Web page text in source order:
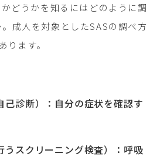
どうかを知るにはどのように調
成人を対象としたSASの調べ方
ります。
己診断）：自分の症状を確認す
うスクリーニング検査）：呼吸